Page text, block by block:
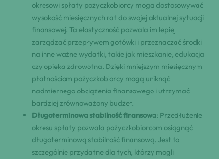
okresowi spłaty pożyczkobiorcy mogą dostosowywać
wysokość miesięcznych rat do swojej aktualnej sytuacji
finansowej. Ta elastyczność pozwala im lepiej
zarządzać przepływem gotówki i przeznaczać środki
na inne ważne wydatki, takie jak mieszkanie, edukacja
czy opieka zdrowotna. Dzięki mniejszym miesięcznym
płatnościom pożyczkobiorcy mogą uniknąć
nadmiernego obciążenia finansowego i utrzymać
bardziej zrównoważony budżet.
Długoterminowa stabilność finansowa: Przedłużenie
okresu spłaty pozwala pożyczkobiorcom osiągnąć
długoterminową stabilność finansową. Jest to
szczególnie przydatne dla tych, którzy mogli